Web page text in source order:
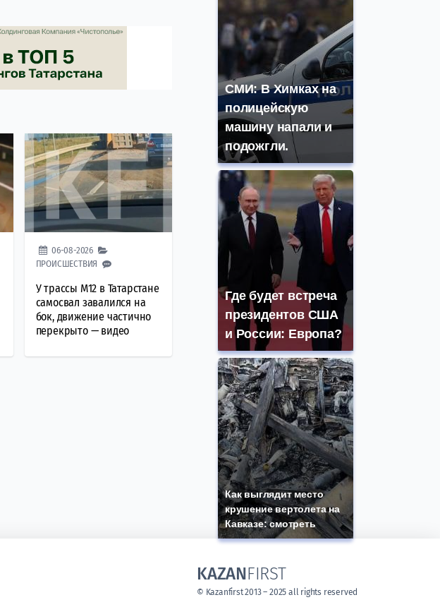
06-08-2026
ПРОИСШЕСТВИЯ
У трассы М12 в Татарстане
самосвал завалился на
бок, движение частично
перекрыто — видео
СМИ: В Химках на
полицейскую
машину напали и
подожгли.
Где будет встреча
президентов США
и России: Европа?
Как выглядит место
крушение вертолета на
Кавказе: смотреть
KAZANFIRST
© Kazanfirst 2013 – 2025 all rights reserved